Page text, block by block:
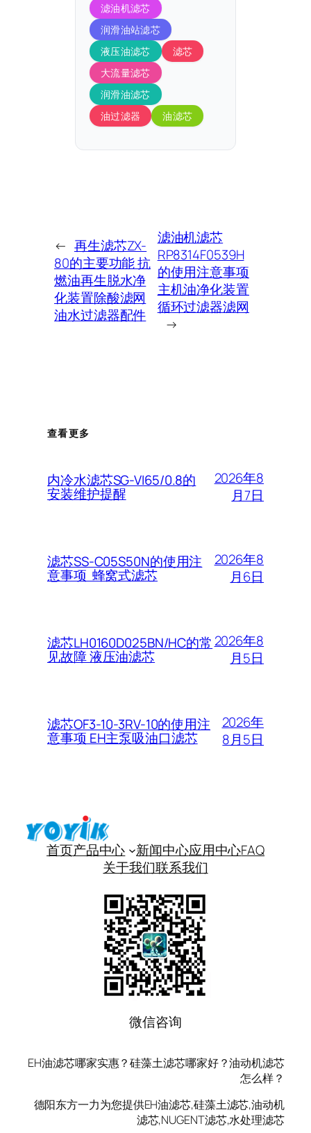
滤油机滤芯
润滑油站滤芯
液压油滤芯
滤芯
大流量滤芯
润滑油滤芯
油过滤器
油滤芯
← 再生滤芯ZX-
80的主要功能 抗
燃油再生脱水净
化装置除酸滤网
油水过滤器配件
滤油机滤芯
RP8314F0539H
的使用注意事项
主机油净化装置
循环过滤器滤网
→
查看更多
内冷水滤芯SG-VI65/0.8的
安装维护提醒
2026年8
月7日
滤芯SS-C05S50N的使用注
意事项 蜂窝式滤芯
2026年8
月6日
滤芯LH0160D025BN/HC的常
见故障 液压油滤芯
2026年8
月5日
滤芯OF3-10-3RV-10的使用注
意事项 EH主泵吸油口滤芯
2026年
8月5日
首页产品中心 新闻中心应用中心FAQ
关于我们联系我们
微信咨询
EH油滤芯哪家实惠？硅藻土滤芯哪家好？油动机滤芯
怎么样？
德阳东方一力为您提供EH油滤芯,硅藻土滤芯,油动机
滤芯,NUGENT滤芯,水处理滤芯